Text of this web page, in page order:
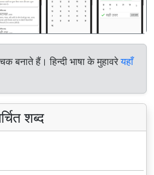
बनाते हैं। हिन्दी भाषा के मुहावरेयहाँ
शब्द